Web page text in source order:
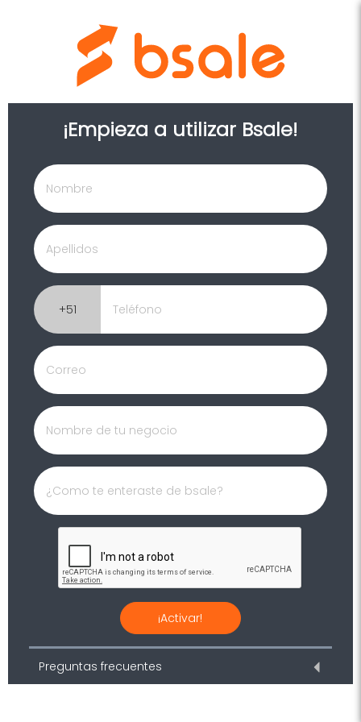
¡Empieza a utilizar Bsale!
+51
¡Activar!
Preguntas frecuentes